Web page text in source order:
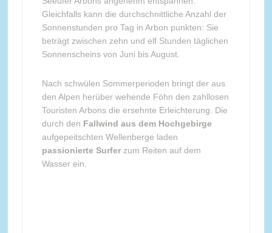
Gleichfalls kann die durchschnittliche Anzahl der
Sonnenstunden pro Tag in Arbon punkten: Sie
beträgt zwischen zehn und elf Stunden täglichen
Sonnenscheins von Juni bis August.
Nach schwülen Sommerperioden bringt der aus
den Alpen herüber wehende Föhn den zahllosen
Touristen Arbons die ersehnte Erleichterung. Die
durch den Fallwind aus dem Hochgebirge
aufgepeitschten Wellenberge laden
passionierte Surferzum Reiten auf dem
Wasser ein.